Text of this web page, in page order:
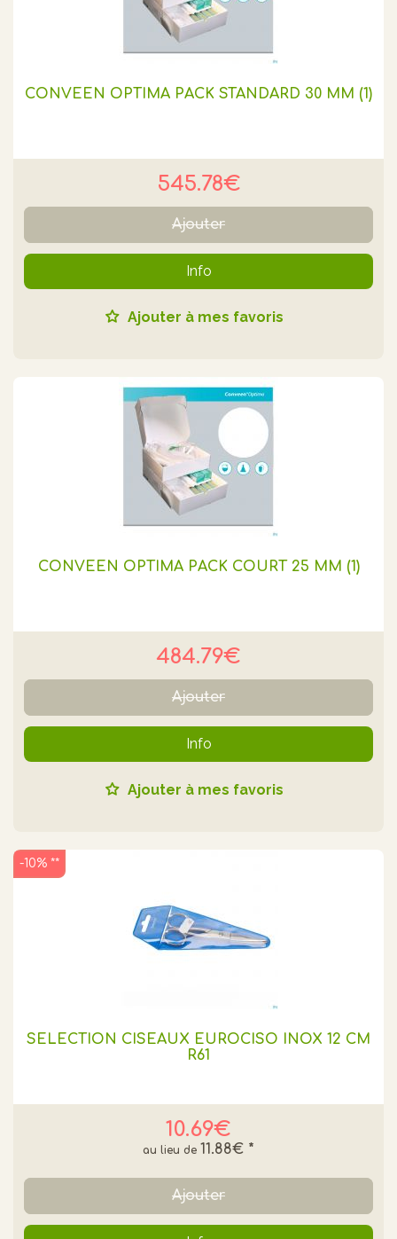
CONVEEN OPTIMA PACK STANDARD 30 MM (1)
545.78€
Ajouter
Info
Ajouter à mes favoris
CONVEEN OPTIMA PACK COURT 25 MM (1)
484.79€
Ajouter
Info
Ajouter à mes favoris
SELECTION CISEAUX EUROCISO INOX 12 CM
R61
10.69€
11.88€ *
-10% **
Ajouter